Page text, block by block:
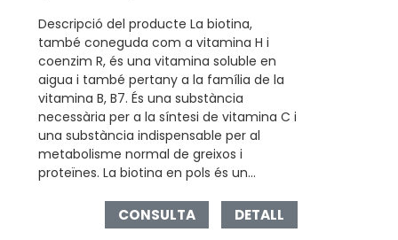
Descripció del producte La biotina,
també coneguda com a vitamina H i
coenzim R, és una vitamina soluble en
aigua i també pertany a la família de la
vitamina B, B7. És una substància
necessària per a la síntesi de vitamina C i
una substància indispensable per al
metabolisme normal de greixos i
proteïnes. La biotina en pols és un...
CONSULTA DETALL